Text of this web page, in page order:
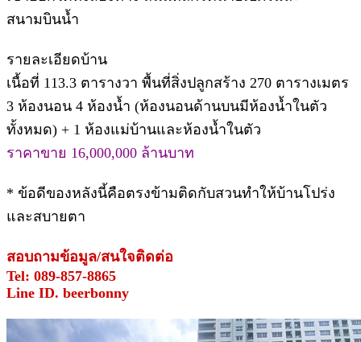
สนามบินน้ำ
รายละเอียดบ้าน
เนื้อที่ 113.3 ตารางวา พื้นที่สิ่งปลูกสร้าง 270 ตารางเมตร
3 ห้องนอน 4 ห้องน้ำ (ห้องนอนด้านบนมีห้องน้ำในตัว
ทั้งหมด) + 1 ห้องแม่บ้านและห้องน้ำในตัว
ราคาขาย 16,000,000 ล้านบาท
* ข้อดีของหลังนี้คือตรงข้ามติดกับสวนทำให้บ้านโปร่ง
และสบายตา
สอบถามข้อมูล/สนใจติดต่อ
Tel: 089-857-8865
Line ID. beerbonny